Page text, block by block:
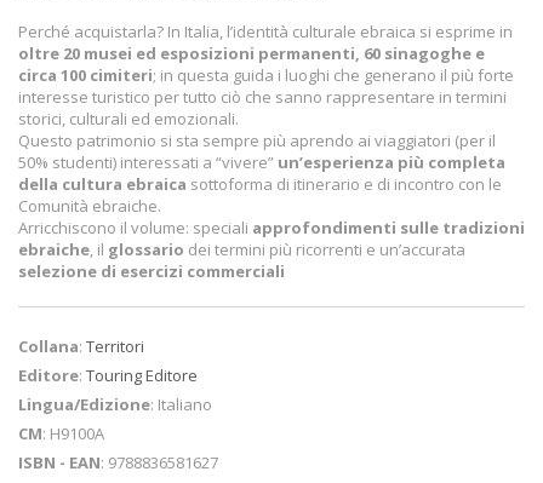
Perché acquistarla? In Italia, l’identità culturale ebraica si esprime in
oltre 20 musei ed esposizioni permanenti, 60 sinagoghe e
circa 100 cimiteri; in questa guida i luoghi che generano il più forte
interesse turistico per tutto ciò che sanno rappresentare in termini
storici, culturali ed emozionali.
Questo patrimonio si sta sempre più aprendo ai viaggiatori (per il
50% studenti) interessati a “vivere” un’esperienza più completa
della cultura ebraica sottoforma di itinerario e di incontro con le
Comunità ebraiche.
Arricchiscono il volume: speciali approfondimenti sulle tradizioni
ebraiche, il glossario dei termini più ricorrenti e un’accurata
selezione di esercizi commerciali
Collana: Territori
Editore: Touring Editore
Lingua/Edizione: Italiano
CM: H9100A
ISBN - EAN: 9788836581627